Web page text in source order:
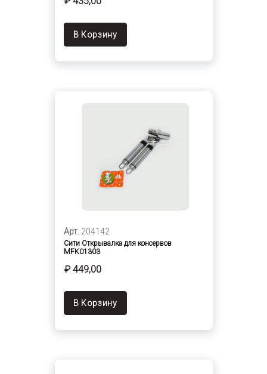
В Корзину
Арт. 204142
Сити Открывалка для консервов
MFK01303
₽ 449,00
В Корзину